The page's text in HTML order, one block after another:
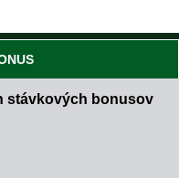
stávkových bonusov